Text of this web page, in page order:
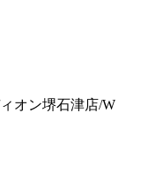
オン堺石津店/W